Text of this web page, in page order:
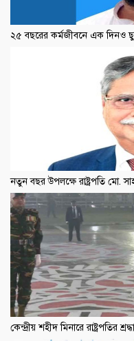
২৫ বছরের কর্মজীবনে এক দিনও
নতুন বছর উপলক্ষে রাষ্ট্রপতি মো.
কেন্দ্রীয় শহীদ মিনারে রাষ্ট্রপতির